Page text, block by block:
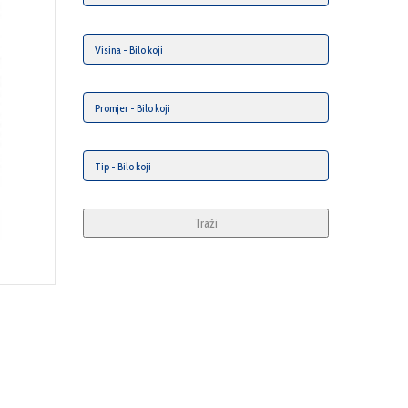
Traži